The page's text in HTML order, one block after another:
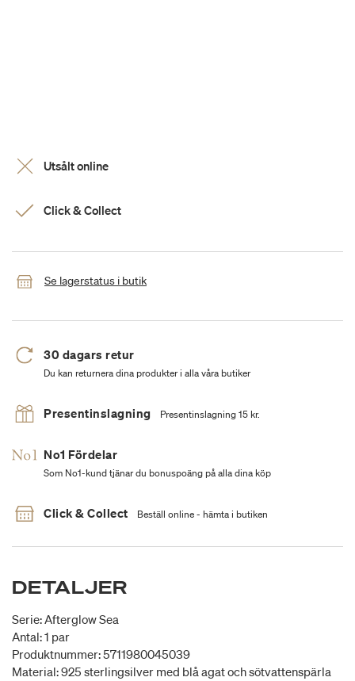
Utsålt online
Click & Collect
Se lagerstatus i butik
30 dagars retur
Du kan returnera dina produkter i alla våra butiker
Presentinslagning Presentinslagning 15 kr.
No1 Fördelar
Som No1-kund tjänar du bonuspoäng på alla dina köp
Click & Collect Beställ online - hämta i butiken
DETALJER
Serie: Afterglow Sea
Antal: 1 par
Produktnummer: 5711980045039
Material: 925 sterlingsilver med blå agat och sötvattenspärla